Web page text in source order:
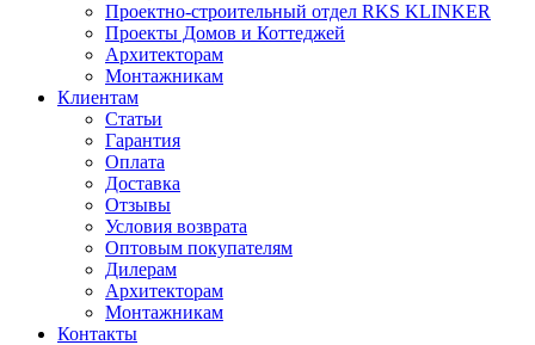
Проектно-строительный отдел RKS KLINKER
Проекты Домов и Коттеджей
Архитекторам
Монтажникам
Клиентам
Статьи
Гарантия
Оплата
Доставка
Отзывы
Условия возврата
Оптовым покупателям
Дилерам
Архитекторам
Монтажникам
Контакты